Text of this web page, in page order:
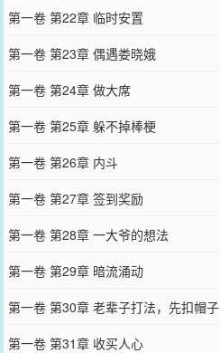
第一卷 第22章 临时安置
第一卷 第23章 偶遇娄晓娥
第一卷 第24章 做大席
第一卷 第25章 躲不掉棒梗
第一卷 第26章 内斗
第一卷 第27章 签到奖励
第一卷 第28章 一大爷的想法
第一卷 第29章 暗流涌动
第一卷 第30章 老辈子打法，先扣帽子
第一卷 第31章 收买人心